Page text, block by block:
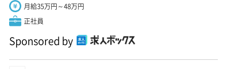
月給35万円～48万円
正社員
Sponsored by